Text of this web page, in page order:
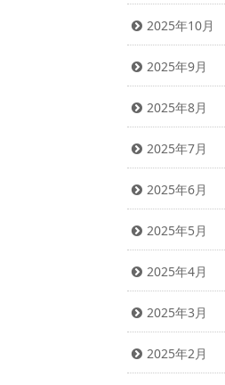
2025年10月
2025年9月
2025年8月
2025年7月
2025年6月
2025年5月
2025年4月
2025年3月
2025年2月